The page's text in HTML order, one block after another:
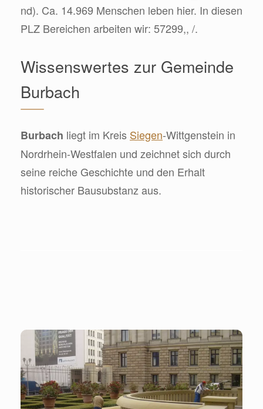
nd). Ca. 14.969 Menschen leben hier. In diesen
PLZ Bereichen arbeiten wir: 57299,, /.
Wissenswertes zur Gemeinde
Burbach
Burbach liegt im Kreis Siegen-Wittgenstein in
Nordrhein-Westfalen und zeichnet sich durch
seine reiche Geschichte und den Erhalt
historischer Bausubstanz aus.